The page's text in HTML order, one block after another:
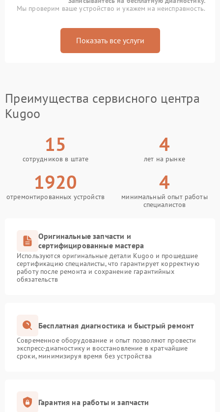
Мы проверим ваше устройство и укажем на неисправность.
Показать все услуги
Преимущества сервисного центра
Kugoo
15
сотрудников в штате
4
лет на рынке
1920
отремонтированных устройств
4
минимальный опыт работы
специалистов
Оригинальные запчасти и
сертифицированные мастера
Используются оригинальные детали Kugoo и прошедшие
сертификацию специалисты, что гарантирует корректную
работу после ремонта и сохранение гарантийных
обязательств
Бесплатная диагностика и быстрый ремонт
Современное оборудование и опыт позволяют провести
экспресс-диагностику и восстановление в кратчайшие
сроки, минимизируя время без устройства
Гарантия на работы и запчасти